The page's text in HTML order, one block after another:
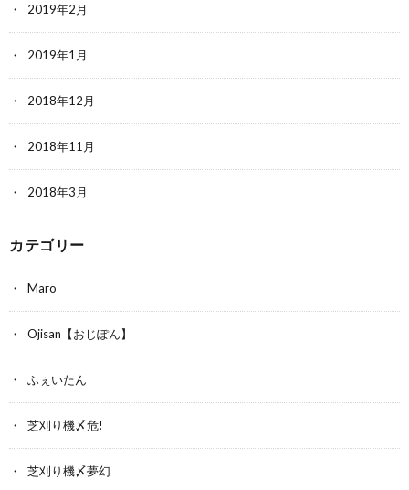
2019年2月
2019年1月
2018年12月
2018年11月
2018年3月
カテゴリー
Maro
Ojisan【おじぽん】
ふぇいたん
芝刈り機〆危!
芝刈り機〆夢幻